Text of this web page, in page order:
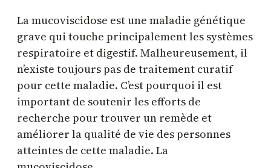
La mucoviscidose est une maladie génétique
grave qui touche principalement les systèmes
respiratoire et digestif. Malheureusement, il
n’existe toujours pas de traitement curatif
pour cette maladie. C’est pourquoi il est
important de soutenir les efforts de
recherche pour trouver un remède et
améliorer la qualité de vie des personnes
atteintes de cette maladie. La